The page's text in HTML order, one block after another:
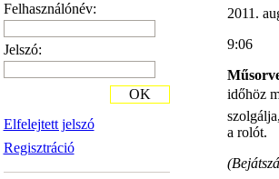
Felhasználónév:
Jelszó:
Elfelejtett jelszó
Regisztráció
OK
2011.
9:06
időhöz
a rolót.